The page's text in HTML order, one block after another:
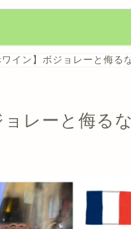
ワイン】ボジョレーと侮る
ョレーと侮る